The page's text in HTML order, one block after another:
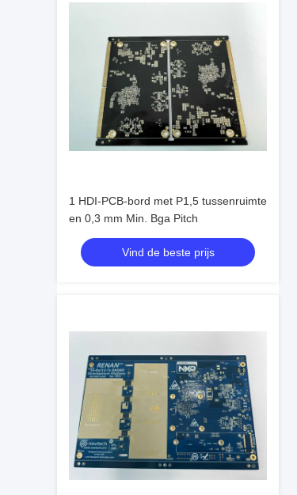
1 HDI-PCB-bord met P1,5 tussenruimte
en 0,3 mm Min. Bga Pitch
Vind de beste prijs